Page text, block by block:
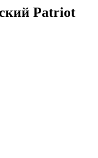
Patriot